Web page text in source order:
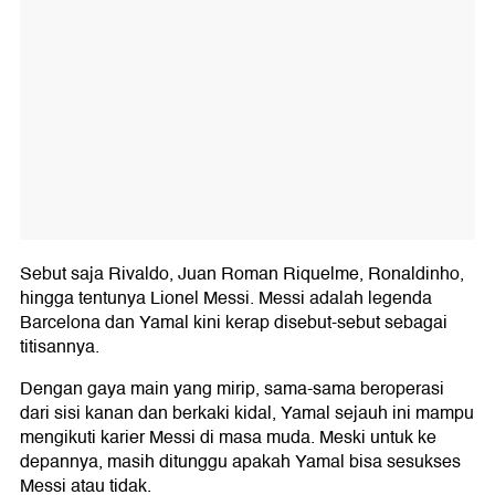
Sebut saja Rivaldo, Juan Roman Riquelme, Ronaldinho,
hingga tentunya Lionel Messi. Messi adalah legenda
Barcelona dan Yamal kini kerap disebut-sebut sebagai
titisannya.
Dengan gaya main yang mirip, sama-sama beroperasi
dari sisi kanan dan berkaki kidal, Yamal sejauh ini mampu
mengikuti karier Messi di masa muda. Meski untuk ke
depannya, masih ditunggu apakah Yamal bisa sesukses
Messi atau tidak.